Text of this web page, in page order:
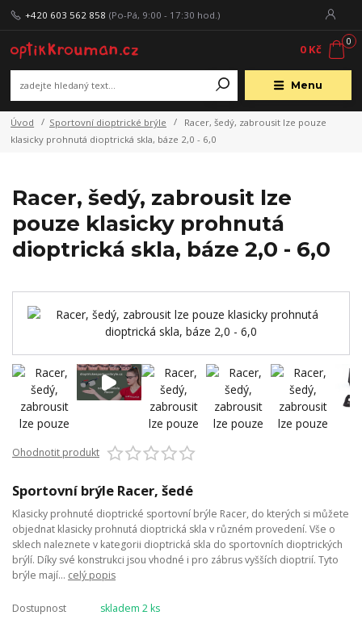
Menu
+420 603 562 858 (Po-Pá, 9:00 - 17:30 hod.)
0
0 Kč
Úvod Sportovní dioptrické brýle
Racer, šedý, zabrousit lze pouze
klasicky prohnutá dioptrická skla, báze 2,0 - 6,0
Racer, šedý, zabrousit lze
pouze klasicky prohnutá
dioptrická skla, báze 2,0 - 6,0
Ohodnotit produkt
Sportovní brýle Racer, šedé
Klasicky prohnuté dioptrické sportovní brýle Racer, do kterých si můžete
objednat klasicky prohnutá dioptrická skla v různém provedení. Vše o
sklech naleznete v kategorii dioptrická skla do sportovních dioptrických
brýlí. Díky své konstrukci jsou vhodné i pro zábrus vyšších dioptrií. Tyto
brýle mají... celý popis
Dostupnost skladem 2 ks